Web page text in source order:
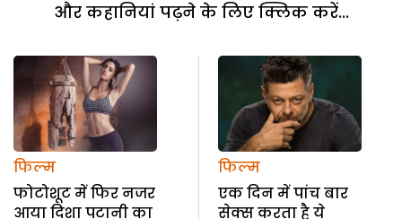
और कहानियां पढ़ने के लिए क्लिक करें...
फिल्म
फोटोशूट में फिर नजर
आया दिशा पटानी का
फिल्म
एक दिन में पांच बार
सेक्स करता है ये